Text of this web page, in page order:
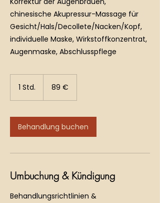
chinesische Akupressur-Massage für
Gesicht/Hals/Decollete/Nacken/Kopf,
individuelle Maske, Wirkstoffkonzentrat,
Augenmaske, Abschlusspflege
1 Std.
d
89 €
Behandlung buchen
Umbuchung & Kündigung
Behandlungsrichtlinien &